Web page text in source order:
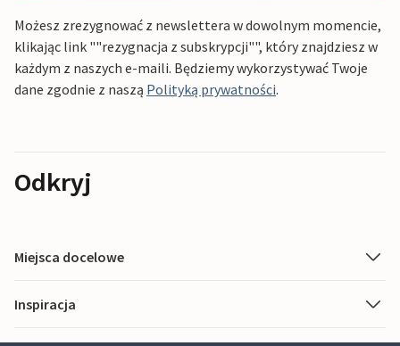
Możesz zrezygnować z newslettera w dowolnym momencie,
klikając link ""rezygnacja z subskrypcji"", który znajdziesz w
każdym z naszych e-maili. Będziemy wykorzystywać Twoje
dane zgodnie z naszą Polityką prywatności.
Odkryj
Miejsca docelowe
Inspiracja